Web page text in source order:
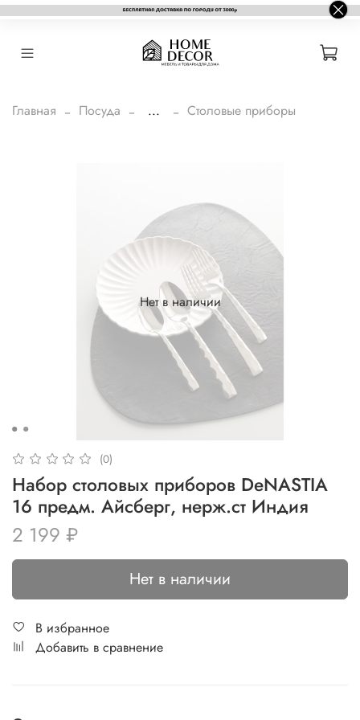
Главная Посуда ... Столовые приборы
Нет в наличии
(0)
Набор столовых приборов DeNASTIA
16 предм. Айсберг, нерж.ст Индия
2 199 ₽
Нет в наличии
В избранное
Добавить в сравнение